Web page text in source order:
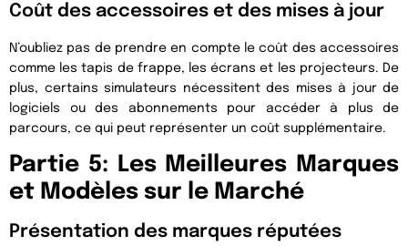
Coût des accessoires et des mises à jour
N’oubliez pas de prendre en compte le coût des accessoires
comme les tapis de frappe, les écrans et les projecteurs. De
plus, certains simulateurs nécessitent des mises à jour de
logiciels ou des abonnements pour accéder à plus de
parcours, ce qui peut représenter un coût supplémentaire.
Partie 5: Les Meilleures Marques
et Modèles sur le Marché
Présentation des marques réputées